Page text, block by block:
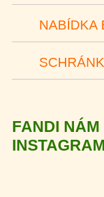
NABÍDKA
FANDI